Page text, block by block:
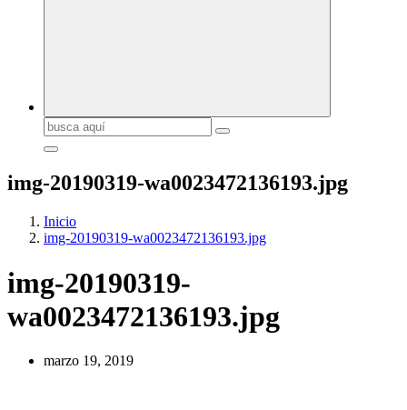
Buscar:
img-20190319-wa0023472136193.jpg
Inicio
img-20190319-wa0023472136193.jpg
img-20190319-
wa0023472136193.jpg
marzo 19, 2019